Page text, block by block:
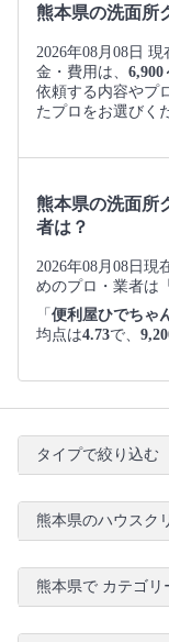
熊本県の洗面所
2026年08月08日
金・費用は、 6,900
依頼する内容やプ
たプロをお選びく
熊本県の洗面所
者は？
2026年08月08日
めのプロ・業者は「
「 便利屋ひでちゃ
均点は4.73で、
タイプで絞り込む
熊本県のハウスク
熊本県で カテゴリ